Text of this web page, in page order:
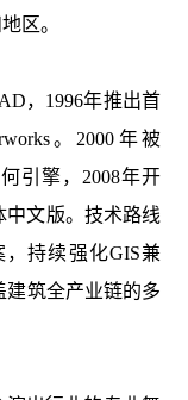
区。
，1996年推出首
。2000年被
何引擎，2008年开
中文版。技术路线
持续强化GIS兼
建筑全产业链的多